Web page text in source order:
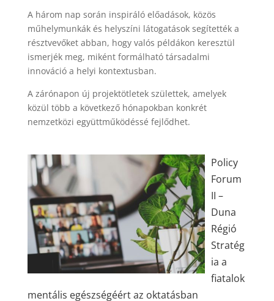
A három nap során inspiráló előadások, közös
műhelymunkák és helyszíni látogatások segítették a
résztvevőket abban, hogy valós példákon keresztül
ismerjék meg, miként formálható társadalmi
innováció a helyi kontextusban.
A zárónapon új projektötletek születtek, amelyek
közül több a következő hónapokban konkrét
nemzetközi együttműködéssé fejlődhet.
Policy
Forum
II –
Duna
Régió
Stratég
ia a
fiatalok
mentális egészségéért az oktatásban